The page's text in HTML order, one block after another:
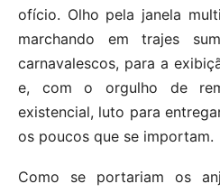
ofício. Olho pela janela
marchando em trajes
carnavalescos, para a
e, com o orgulho de
existencial, luto para
os poucos que se importam.
Como se portariam os